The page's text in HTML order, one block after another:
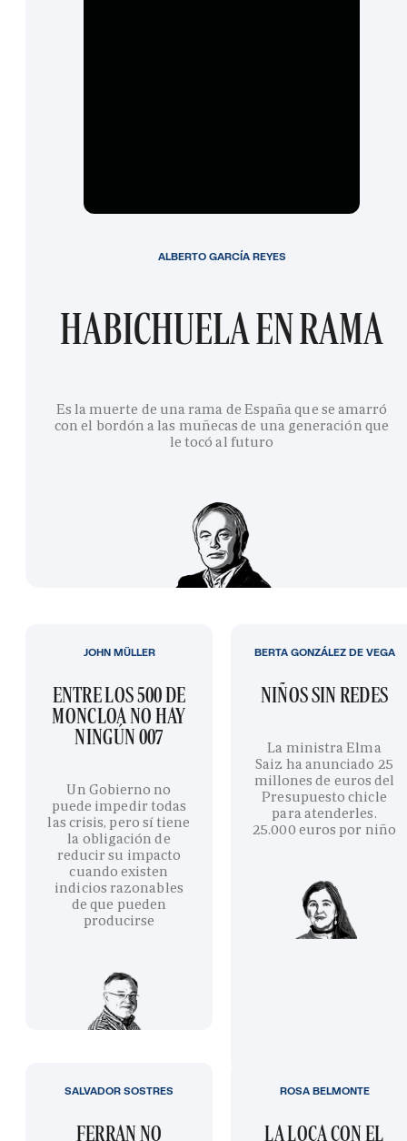
HABICHUELA EN RAMA
Es la muerte de una rama de España que se amarró
con el bordón a las muñecas de una generación que
le tocó al futuro
ALBERTO GARCÍA REYES
ENTRE LOS 500 DE
MONCLOA NO HAY
NINGÚN 007
Un Gobierno no
puede impedir todas
las crisis, pero sí tiene
la obligación de
reducir su impacto
cuando existen
indicios razonables
de que pueden
producirse
JOHN MÜLLER
NIÑOS SIN REDES
La ministra Elma
Saiz ha anunciado 25
millones de euros del
Presupuesto chicle
para atenderles.
25.000 euros por niño
BERTA GONZÁLEZ DE VEGA
FERRAN NO
SALVADOR SOSTRES
LA LOCA CON EL
ROSA BELMONTE